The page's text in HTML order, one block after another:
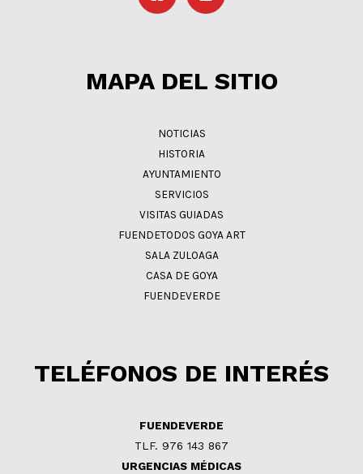
MAPA DEL SITIO
NOTICIAS
HISTORIA
AYUNTAMIENTO
SERVICIOS
VISITAS GUIADAS
FUENDETODOS GOYA ART
SALA ZULOAGA
CASA DE GOYA
FUENDEVERDE
TELÉFONOS DE INTERÉS
FUENDEVERDE
TLF. 976 143 867
URGENCIAS MÉDICAS